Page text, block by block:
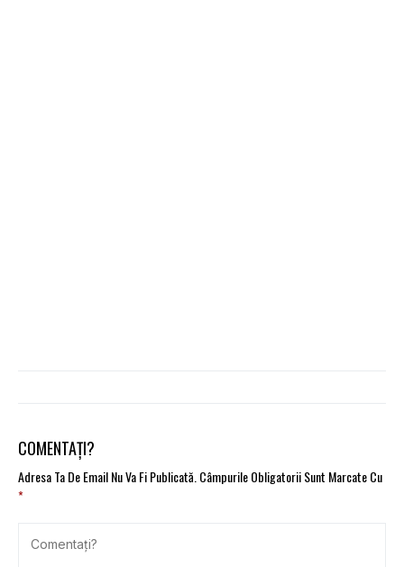
COMENTAȚI?
Adresa Ta De Email Nu Va Fi Publicată.Câmpurile Obligatorii Sunt Marcate Cu
*